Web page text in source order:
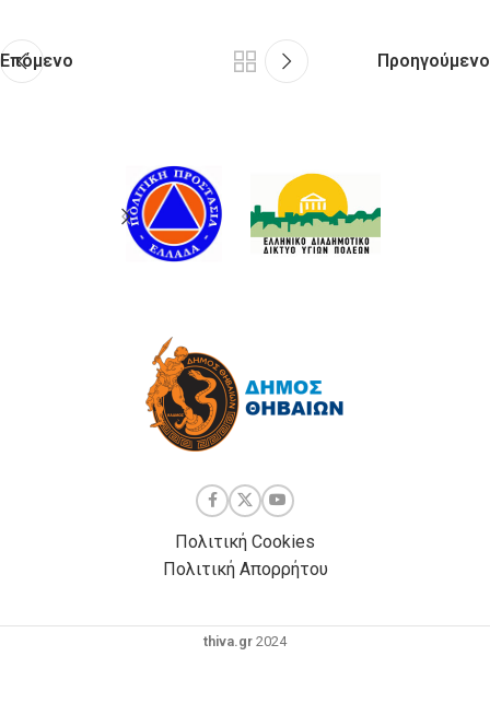
Επόμενο Προηγούμενο
Πολιτική Cookies
Πολιτική Απορρήτου
thiva.gr 2024